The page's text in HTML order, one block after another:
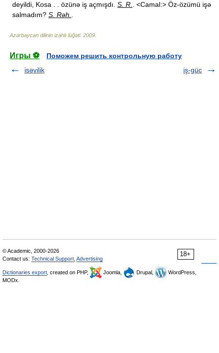
deyildi, Kosa . . özünə iş açmışdı. S. R.
. <Camal:> Öz-özümü işə
salmadım? S. Rəh.
Azərbaycan dilinin izahlı lüğəti. 2009
Игры ⚽
Поможем решить контрольную работу
isəvilik
iş-güc
18+
© Academic, 2000-2026
Contact us: Technical Support Advertising
Dictionaries export , created on PHP, Joomla, Drupal,
WordPress,
MODx.